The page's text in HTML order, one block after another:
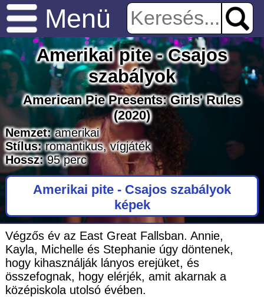
Menü
Amerikai pite - Csajos
szabályok
American Pie Presents: Girls' Rules
(2020)
Nemzet: amerikai
Stílus: romantikus,vígjáték
Hossz: 95perc
Amerikai pite - Csajos szabályok
képek
Végzős év az East Great Fallsban. Annie,
Kayla, Michelle és Stephanie úgy döntenek,
hogy kihasználják lányos erejüket, és
összefognak, hogy elérjék, amit akarnak a
középiskola utolsó évében.